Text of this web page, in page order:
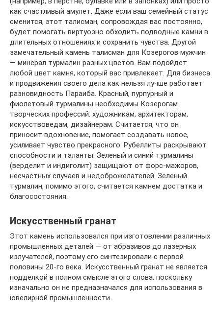
как счастливый амулет. Даже если ваш семейный статус
сменится, этот талисман, сопровождая вас постоянно,
будет помогать виртуозно обходить подводные камни в
длительных отношениях и сохранить чувства. Другой
замечательный камень талисман для Козерогов мужчин
— минерал турмалин разных цветов. Вам подойдет
любой цвет камня, который вас привлекает. Для бизнеса
и продвижения своего дела как нельзя лучше работает
разновидность Параиба. Красный, пурпурный и
фиолетовый турмалины необходимы Козерогам
творческих профессий: художникам, архитекторам,
искусствоведам, дизайнерам. Считается, что он
приносит вдохновение, помогает создавать новое,
усиливает чувство прекрасного. Рубеллиты раскрывают
способности и таланты. Зеленый и синий турмалины
(верделит и индиголит) защищают от форс-мажоров,
несчастных случаев и недоброжелателей. Зеленый
турмалин, помимо этого, считается камнем достатка и
благосостояния.
Искусственный гранат
Этот камень использовался при изготовлении различных
промышленных деталей ― от абразивов до лазерных
излучателей, поэтому его синтезировали с первой
половины 20-го века. Искусственный гранат не является
подделкой в полном смысле этого слова, поскольку
изначально он не предназначался для использования в
ювелирной промышленности.